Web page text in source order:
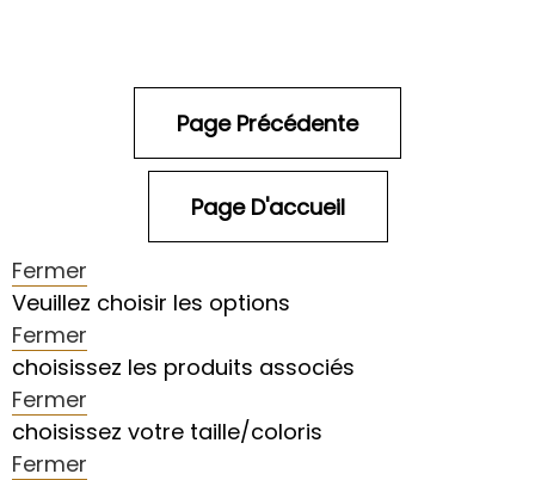
Fermer
Veuillez choisir les options
Fermer
choisissez les produits associés
Fermer
choisissez votre taille/coloris
Fermer